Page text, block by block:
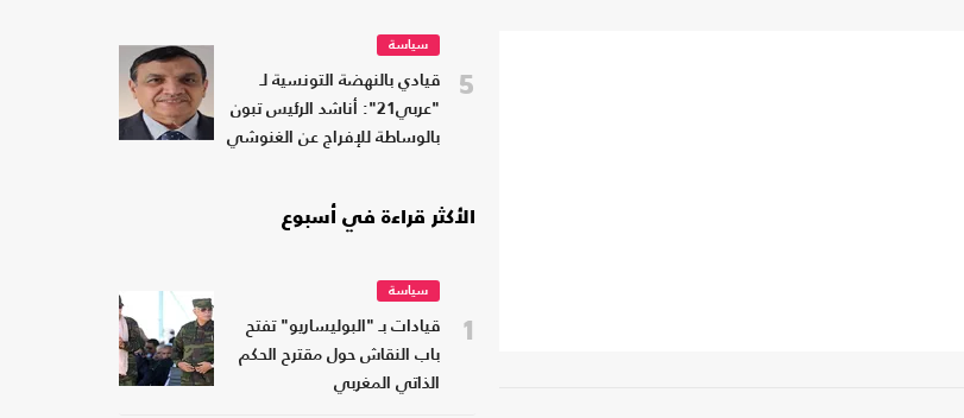
5
سياسة
قيادي بالنهضة التونسية لـ
"عربي21": أناشد الرئيس تبون
بالوساطة للإفراج عن الغنوشي
الأكثر قراءة في أسبوع
1
سياسة
قيادات بـ "البوليساريو" تفتح
باب النقاش حول مقترح الحكم
الذاتي المغربي